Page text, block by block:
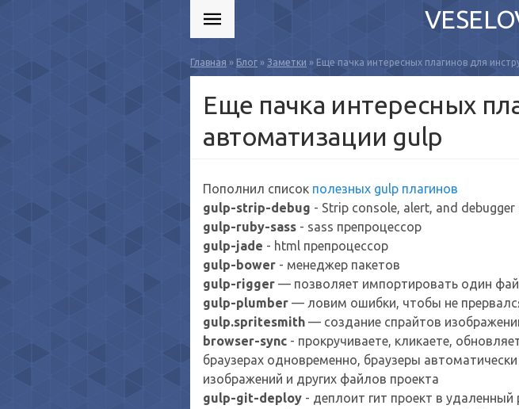
Главная » Блог » Заметки » Еще пачка интересных плагинов для
Еще пачка интересных
автоматизации gulp
Пополнил список полезных gulp плагинов
gulp-strip-debug - Strip console, alert, and
gulp-ruby-sass - sass препроцессор
gulp-jade - html препроцессор
gulp-bower - менеджер пакетов
gulp-rigger — позволяет импортировать один
gulp-plumber — ловим ошибки, чтобы не
gulp.spritesmith — создание спрайтов
browser-sync - прокручиваете, кликаете,
браузерах одновременно, браузеры
изображений и других файлов проекта
gulp-git-deploy - деплоит гит проект в удаленный